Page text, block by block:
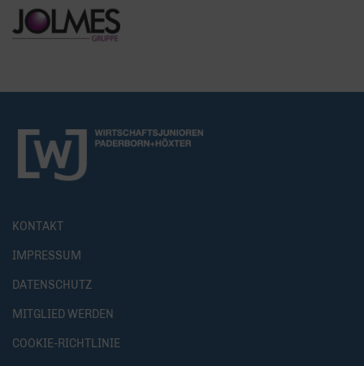
KONTAKT
IMPRESSUM
DATENSCHUTZ
MITGLIED WERDEN
COOKIE-RICHTLINIE